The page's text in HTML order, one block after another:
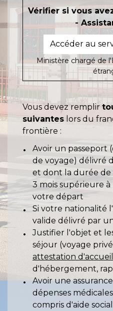
Vérifier si vous
-
Accéder au
Ministère chargé de
Vous devez remplir
suivantes lors du
frontière :
Avoir un passeport
de voyage) délivré
et dont la durée de
3 mois supérieure
votre départ
Si votre nationalité
valide délivré par
Justifier l'objet et
séjour (voyage
attestation d'accueil
d'hébergement,
Avoir une
dépenses
compris d'aide